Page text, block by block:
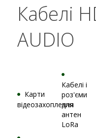
Кабелі
AUDIO
Карти
відеозахоплення
Кабелі і
роз'єми
для
антен
LoRa